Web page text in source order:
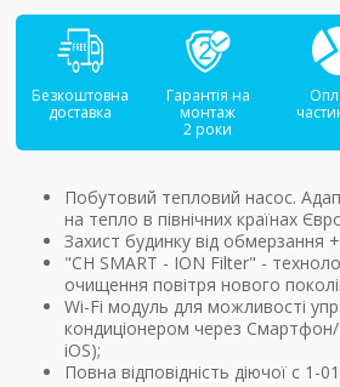
Безкоштовна
доставка
Гарантія на
монтаж
2 роки
Побутовий тепловий насос.
на тепло в північних країнах
Захист будинку від обмерзання
"CH SMART - ION Filter" -
очищення повітря нового
Wi-Fi модуль для можливості
кондиціонером через
iOS);
Повна відповідність діючої c 1-